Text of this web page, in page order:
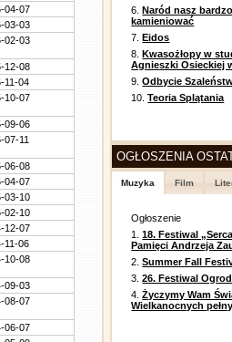
04-07
03-03
02-03
12-08
11-04
10-07
09-06
07-11
06-08
04-07
03-10
02-10
12-07
11-06
10-08
09-03
08-07
06-07
6.Naród nasz
kamieniować
7.Eidos
8.Kwasożłopy w
Agnieszki Osieckiej
9.Odbycie
10.Teoria Splątania
OGŁOSZENIA
Muzyka Film
Ogłoszenie
1.18. Festiwal
Pamięci Andrzeja
2.Summer Fall
3.26. Festiwal
4.Życzymy Wam
Wielkanocnych